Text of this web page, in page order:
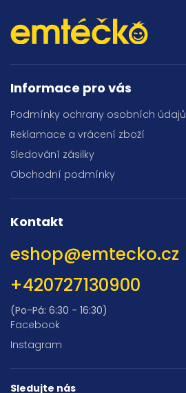
Informace pro vás
Podmínky ochrany osobních údajů
Reklamace a vrácení zboží
Sledování zásilky
Obchodní podmínky
Kontakt
eshop@emtecko.cz
+420727130900
(Po-Pá: 6:30 - 16:30)
Facebook
Instagram
Sledujte nás